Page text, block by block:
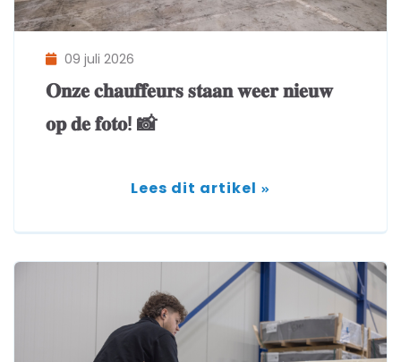
𝐎𝐧𝐳𝐞 𝐜𝐡𝐚𝐮𝐟𝐟𝐞𝐮𝐫𝐬 𝐬𝐭𝐚𝐚𝐧 𝐰𝐞𝐞𝐫 𝐧𝐢𝐞𝐮𝐰
𝐨𝐩 𝐝𝐞 𝐟𝐨𝐭𝐨! 📸
09 juli 2026
Lees dit artikel